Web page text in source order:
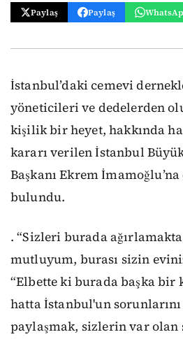
Paylaş Paylaş
İstanbul’daki cemevi
yöneticileri ve dedelerden
kişilik bir heyet, hakkında
kararı verilen İstanbul
Başkanı Ekrem
bulundu.
. “Sizleri burada
mutluyum, burası sizin
“Elbette ki burada başka bir
hatta İstanbul'un
paylaşmak, sizlerin var olan